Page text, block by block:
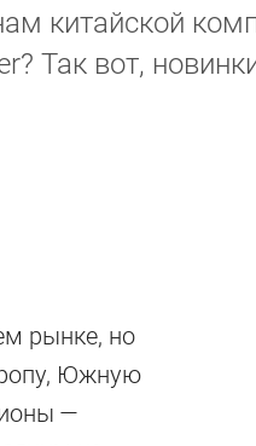
китайской
Так вот,
рынке, но
Южную
—